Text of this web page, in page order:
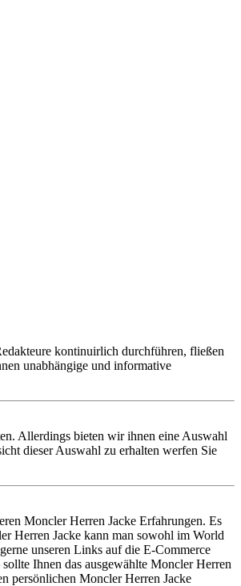
kontinuirlich durchführen, fließen
unabhängige und informative
Allerdings bieten wir ihnen eine Auswahl
dieser Auswahl zu erhalten werfen Sie
Moncler Herren Jacke Erfahrungen. Es
Herren Jacke kann man sowohl im World
unseren Links auf die E-Commerce
Ihnen das ausgewählte Moncler Herren
persönlichen Moncler Herren Jacke